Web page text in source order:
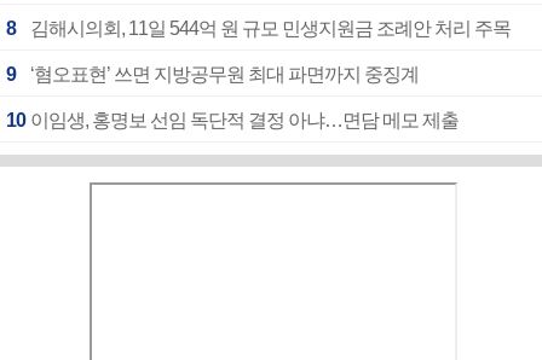
8 김해시의회, 11일 544억 원 규모 민생지원금 조례안 처리 주목
9 ‘혐오표현’ 쓰면 지방공무원 최대 파면까지 중징계
10 이임생, 홍명보 선임 독단적 결정 아냐…면담 메모 제출